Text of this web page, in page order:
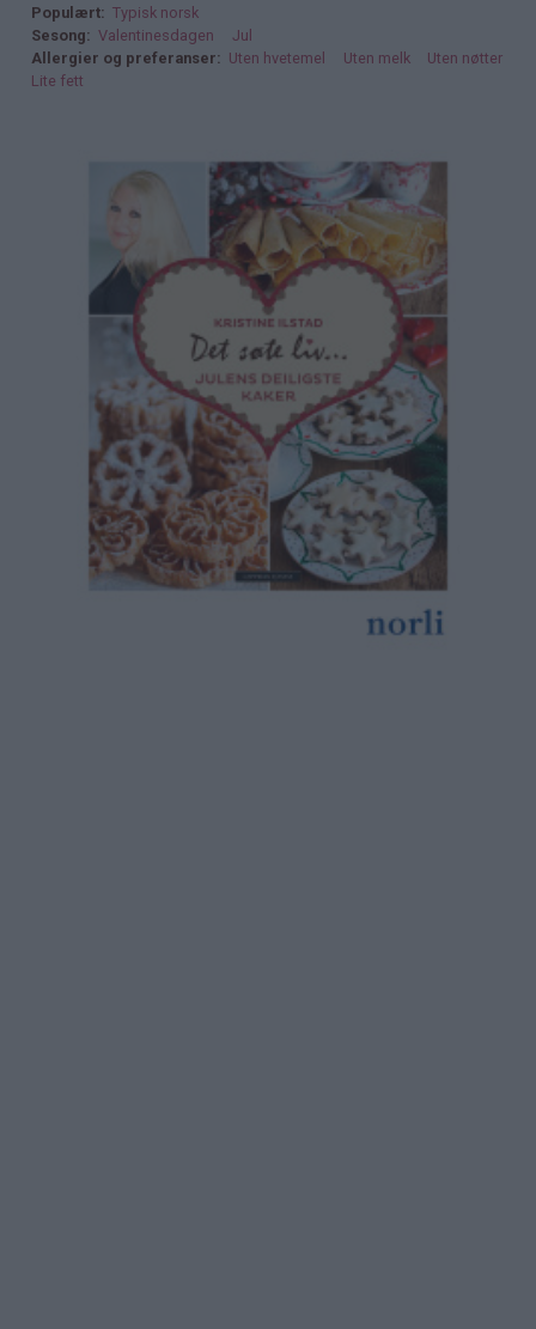
Populært
Typisk norsk
Sesong
Valentinesdagen
Jul
Allergier og preferanser
Uten hvetemel Uten melk
Uten nøtter
Lite fett